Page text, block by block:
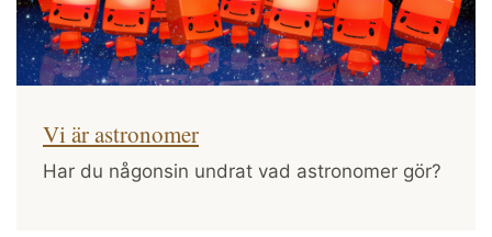
Vi är astronomer
Har du någonsin undrat vad astronomer gör?